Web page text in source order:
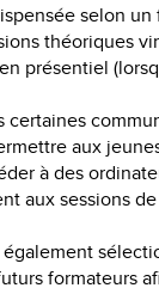
selon
théoriques
présentiel
certaines
aux
à des
aux sessions
formateurs